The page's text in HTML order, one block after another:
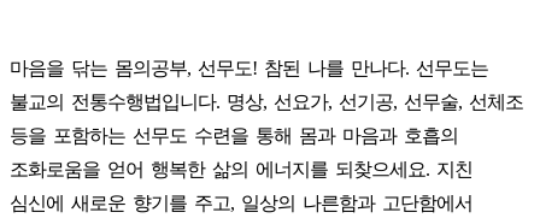
마음을 닦는 몸의공부, 선무도! 참된 나를 만나다. 선무도는
불교의 전통수행법입니다. 명상, 선요가, 선기공, 선무술, 선체조
등을 포함하는 선무도 수련을 통해 몸과 마음과 호흡의
조화로움을 얻어 행복한 삶의 에너지를 되찾으세요. 지친
심신에 새로운 향기를 주고, 일상의 나른함과 고단함에서